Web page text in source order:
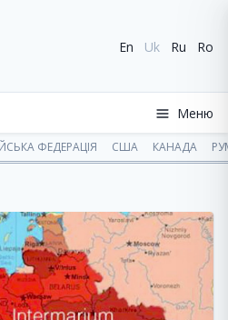
En Uk Ru Ro
Меню
ФЕДЕРАЦІЯ США КАНАДА